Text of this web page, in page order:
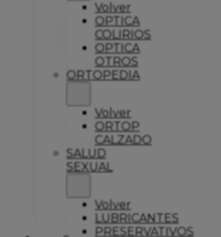
Volver
OPTICA
COLIRIOS
OPTICA
OTROS
ORTOPEDIA
Volver
ORTOP
CALZADO
SALUD
SEXUAL
Volver
LUBRICANTES
PRESERVATIVOS